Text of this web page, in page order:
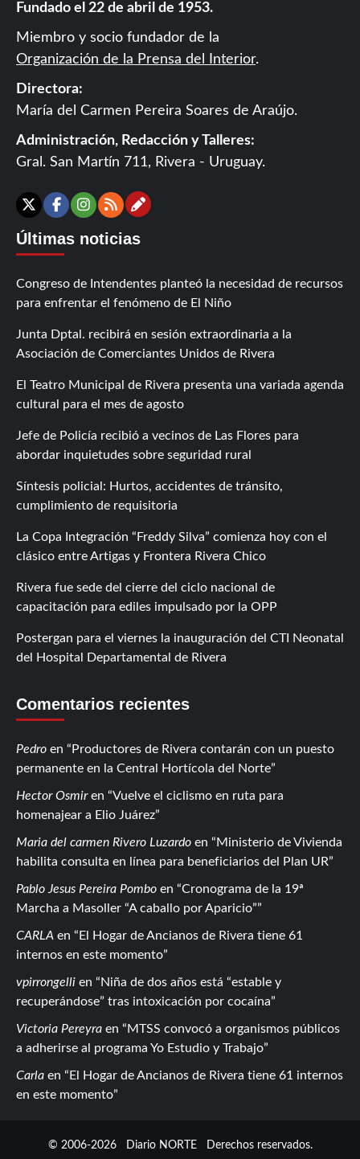
Fundado el 22 de abril de 1953.
Miembro y socio fundador de la
Organización de la Prensa del Interior.
Directora:
María del Carmen Pereira Soares de Araújo.
Administración, Redacción y Talleres:
Gral. San Martín 711, Rivera - Uruguay.
X Facebook
Instagram
RSSContáctanos
Últimas noticias
Congreso de Intendentes planteó la necesidad de recursos
para enfrentar el fenómeno de El Niño
Junta Dptal. recibirá en sesión extraordinaria a la
Asociación de Comerciantes Unidos de Rivera
El Teatro Municipal de Rivera presenta una variada agenda
cultural para el mes de agosto
Jefe de Policía recibió a vecinos de Las Flores para
abordar inquietudes sobre seguridad rural
Síntesis policial: Hurtos, accidentes de tránsito,
cumplimiento de requisitoria
La Copa Integración “Freddy Silva” comienza hoy con el
clásico entre Artigas y Frontera Rivera Chico
Rivera fue sede del cierre del ciclo nacional de
capacitación para ediles impulsado por la OPP
Postergan para el viernes la inauguración del CTI Neonatal
del Hospital Departamental de Rivera
Comentarios recientes
Pedro en
Productores de Rivera contarán con un puesto
permanente en la Central Hortícola del Norte
Hector Osmiren
Vuelve el ciclismo en ruta para
homenajear a Elio Juárez
Maria del carmen Rivero Luzardo en
Ministerio de Vivienda
habilita consulta en línea para beneficiarios del Plan UR
Pablo Jesus Pereira Pombo en
Cronograma de la 19ª
Marcha a Masoller “A caballo por Aparicio”
CARLA en
El Hogar de Ancianos de Rivera tiene 61
internos en este momento
vpirrongelli en
Niña de dos años está “estable y
recuperándose” tras intoxicación por cocaína
Victoria Pereyra en
MTSS convocó a organismos públicos
a adherirse al programa Yo Estudio y Trabajo
Carla en
El Hogar de Ancianos de Rivera tiene 61 internos
en este momento
© 2006-2026 Diario NORTE Derechos reservados.